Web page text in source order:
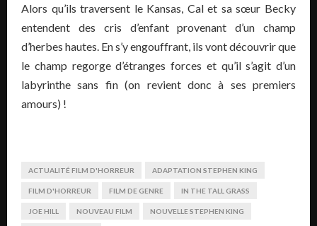
Alors qu’ils traversent le Kansas, Cal et sa sœur Becky
entendent des cris d’enfant provenant d’un champ
d’herbes hautes. En s’y engouffrant, ils vont découvrir que
le champ regorge d’étranges forces et qu’il s’agit d’un
labyrinthe sans fin (on revient donc à ses premiers
amours) !
ACTUALITÉ FILM D'HORREUR ADAPTATION STEPHEN KING
FILM D'HORREUR FILM DE GENRE IN THE TALL GRASS
JOE HILL NOUVEAU FILM NOUVELLE STEPHEN KING